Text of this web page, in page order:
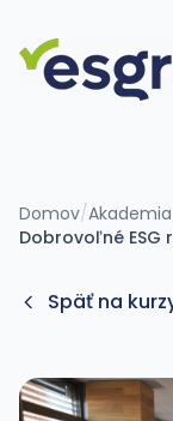
Domov/Akademia
Dobrovoľné
Späť na